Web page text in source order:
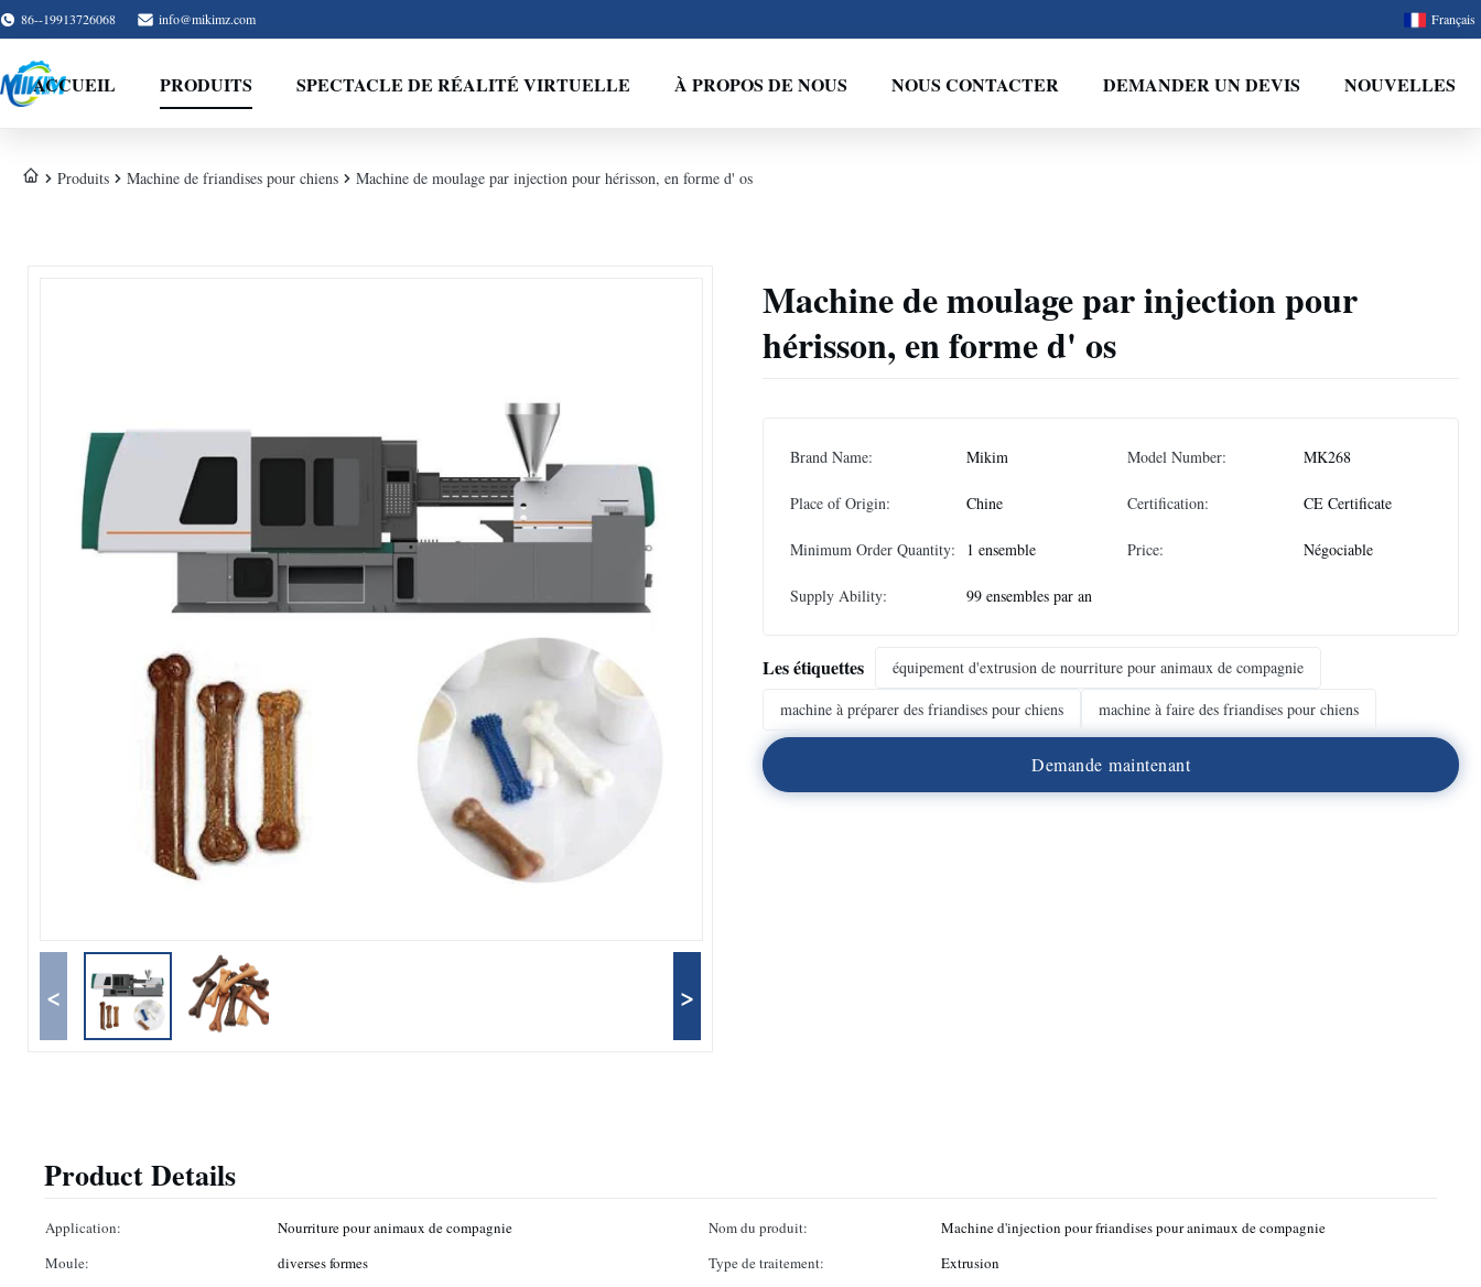
86--19913726068 info@mikimz.com Français
ACCUEIL PRODUITS SPECTACLE DE RÉALITÉ VIRTUELLE À PROPOS DE NOUS NOUS CONTACTER DEMANDER UN DEVIS NOUVELLES
Produits Machine de friandises pour chiens Machine de moulage par injection pour hérisson, en forme d' os
< >
Machine de moulage par injection pour
hérisson, en forme d' os
Brand Name: Mikim Model Number: MK268
Place of Origin: Chine Certification: CE Certificate
Minimum Order Quantity: 1 ensemble Price: Négociable
Supply Ability: 99 ensembles par an
Les étiquettes
équipement d'extrusion de nourriture pour animaux de compagnie
machine à préparer des friandises pour chiens
machine à faire des friandises pour chiens
Demande maintenant
Product Details
Application: Nourriture pour animaux de compagnie Nom du produit:
Machine d'injection pour friandises pour animaux de compagnie
Moule:
diverses formes Type de traitement:
Extrusion